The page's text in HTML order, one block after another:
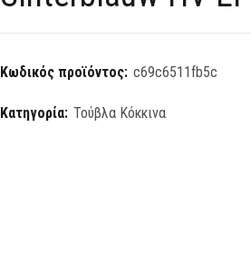
Κωδικός προϊόντος: c69c6511fb5c
Κατηγορία: Τούβλα Κόκκινα